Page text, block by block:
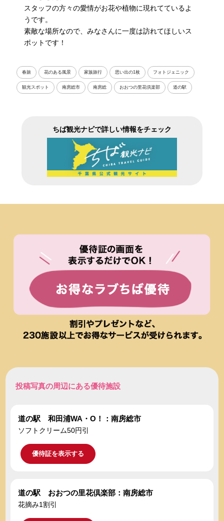
スタッフの方々の愛情がお花や植物に現れてているよ
うです。
素敵な場所なので、みなさんに一度は訪れてほしいス
ポットです！
春旅 花のある風景 家族旅行 思い出の1枚 フォトジェニック
観光スポット 南房総市 南房総 おおつの里花倶楽部 道の駅
ちば観光ナビで詳しい情報をチェック
投稿写真の周辺にある優待施設
道の駅 和田浦WA・O！：南房総市
ソフトクリーム50円引
優待証を表示する
道の駅 おおつの里花倶楽部：南房総市
花摘み1割引